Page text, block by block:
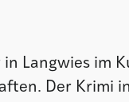
in Langwies im
Der Krimi